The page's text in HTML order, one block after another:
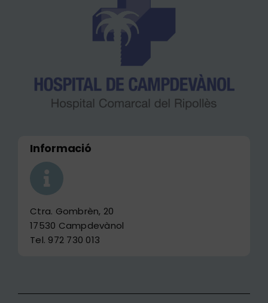
Informació
Ctra. Gombrèn, 20
17530 Campdevànol
Tel. 972 730 013